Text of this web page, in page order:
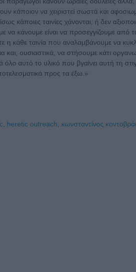
κάποιον να χειριστεί σωστά και
κάποιες ταινίες χάνονται, ή δεν
να κάνουμε είναι να προσεγγίζουμε από
η κάθε ταινία που αναλαμβάνουμε να
και, ουσιαστικά, να στήσουμε κάτι
αυτό το υλικό που βγαίνει αυτή τη
προς τα έξω.»
heretic outreach, κωνσταντίνος